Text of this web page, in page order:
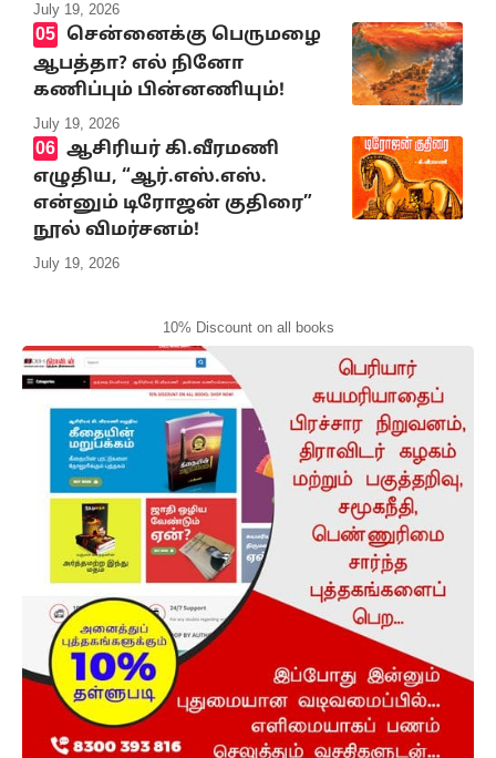
July 19, 2026
சென்னைக்கு பெருமழை
ஆபத்தா? எல் நினோ
கணிப்பும் பின்னணியும்!
July 19, 2026
ஆசிரியர் கி.வீரமணி
எழுதிய, “ஆர்.எஸ்.எஸ்.
என்னும் டிரோஜன் குதிரை”
நூல் விமர்சனம்!
July 19, 2026
10% Discount on all books